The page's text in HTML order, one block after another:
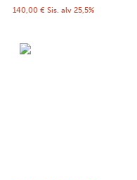
140,00 € Sis. alv 25,5%